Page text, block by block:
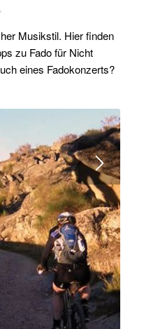
Musikstil. Hier finden
zu Fado für Nicht
eines Fadokonzerts?